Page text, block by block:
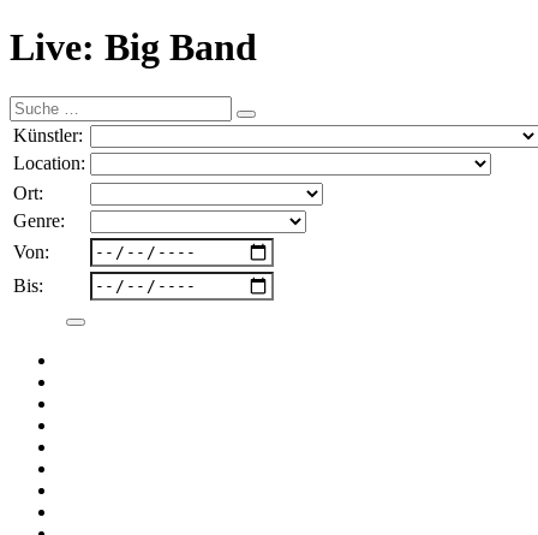
Live: Big Band
Suche
nach:
Künstler:
Location:
Ort:
Genre:
Von:
Bis: